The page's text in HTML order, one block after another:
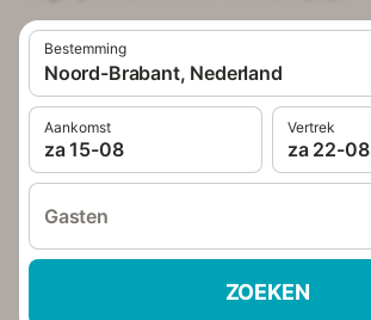
Bestemming
Noord-Brabant, Nederland
Aankomst
za 15-08
Vertrek
za 22-08
Gasten
ZOEKEN